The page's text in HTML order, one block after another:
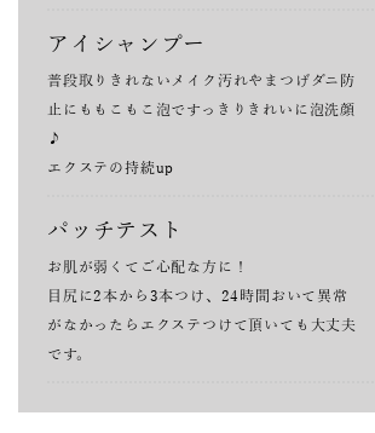
アイシャンプー
普段取りきれないメイク汚れやまつげダニ防
止にももこもこ泡ですっきりきれいに泡洗顔
♪
エクステの持続up
パッチテスト
お肌が弱くてご心配な方に！
目尻に2本から3本つけ、24時間おいて異常
がなかったらエクステつけて頂いても大丈夫
です。